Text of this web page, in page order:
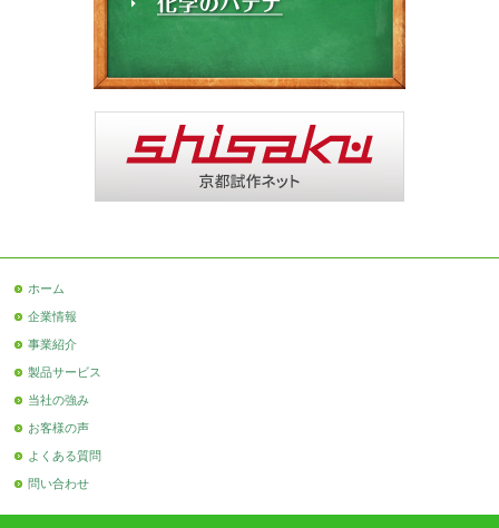
ホーム
企業情報
事業紹介
製品サービス
当社の強み
お客様の声
よくある質問
問い合わせ